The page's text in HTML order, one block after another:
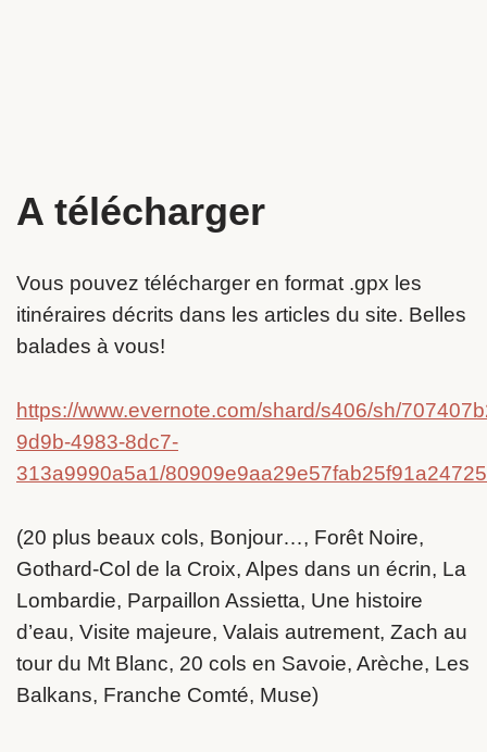
A télécharger
Vous pouvez télécharger en format .gpx les
itinéraires décrits dans les articles du site. Belles
balades à vous!
https://www.evernote.com/shard/s406/sh/
9d9b-4983-8dc7-
313a9990a5a1/
(20 plus beaux cols, Bonjour…, Forêt Noire,
Gothard-Col de la Croix, Alpes dans un écrin, La
Lombardie, Parpaillon Assietta, Une histoire
d’eau, Visite majeure, Valais autrement, Zach au
tour du Mt Blanc, 20 cols en Savoie, Arèche, Les
Balkans, Franche Comté, Muse)